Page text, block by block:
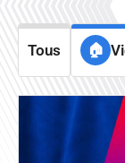
Tous